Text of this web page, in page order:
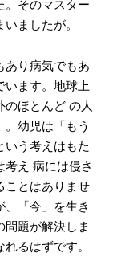
。そのマスター
ましたが。
あり病気でもあ
います。地球上
のほとんど の人
幼児は「もう
いう考えはもた
え 病には侵さ
ことはありませ
「今」を生き
問題が解決しま
るはずです。